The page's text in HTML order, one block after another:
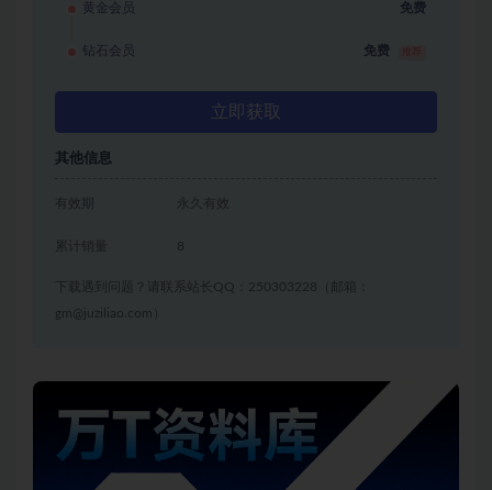
黄金会员 免费
钻石会员 免费
立即获取
其他信息
有效期 永久有效
累计销量 8
下载遇到问题？请联系站长QQ：250303228（邮箱：
gm@juziliao.com）